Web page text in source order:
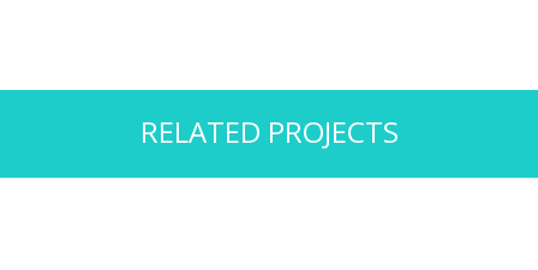
Nekine
Huella de carbono
RELATED PROJECTS